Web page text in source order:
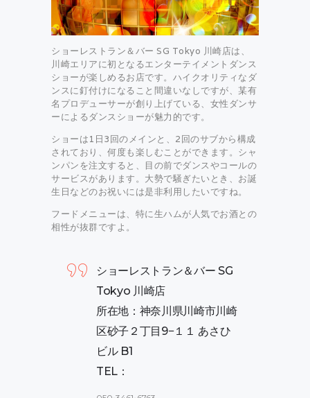
ショーレストラン＆バー SG Tokyo 川崎店は、
川崎エリアに初となるエンターテイメントダンス
ショーが楽しめるお店です。ハイクオリティなダ
ンスに釘付けになること間違いなしですが、某有
名プロデューサーが創り上げている、女性ダンサ
ーによるダンスショーが魅力的です。
ショーは1日3回のメインと、2回のサブから構成
されており、何度も楽しむことができます。シャ
ンパンを注文すると、目の前でダンスやコールの
サービスがあります。大勢で騒ぎたいとき、お誕
生日などのお祝いには是非利用したいですね。
フードメニューは、特に生ハムが人気でお酒との
相性が抜群ですよ。
ショーレストラン＆バー SG
Tokyo 川崎店
所在地：神奈川県川崎市川崎
区砂子２丁目9−１１ あさひ
ビル B1
TEL：